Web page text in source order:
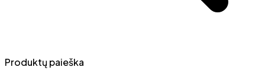
Produktų paieška